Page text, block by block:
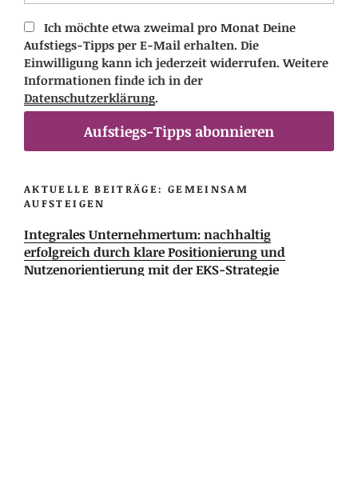
Ich möchte etwa zweimal pro Monat Deine
Aufstiegs-Tipps per E-Mail erhalten. Die
Einwilligung kann ich jederzeit widerrufen. Weitere
Informationen finde ich in der
Datenschutzerklärung.
Aufstiegs-Tipps abonnieren
AKTUELLE BEITRÄGE: GEMEINSAM
AUFSTEIGEN
Integrales Unternehmertum: nachhaltig
erfolgreich durch klare Positionierung und
Nutzenorientierung mit der EKS-Strategie